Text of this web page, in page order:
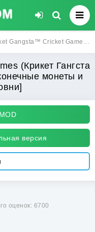
[МОД: Меню, Бесконечные монеты и Открытые уровни] | Взлом Cricket Gangsta™ Cricket Games на Андроид
(Крикет Гангста
монеты и
версия
оценок: 6700